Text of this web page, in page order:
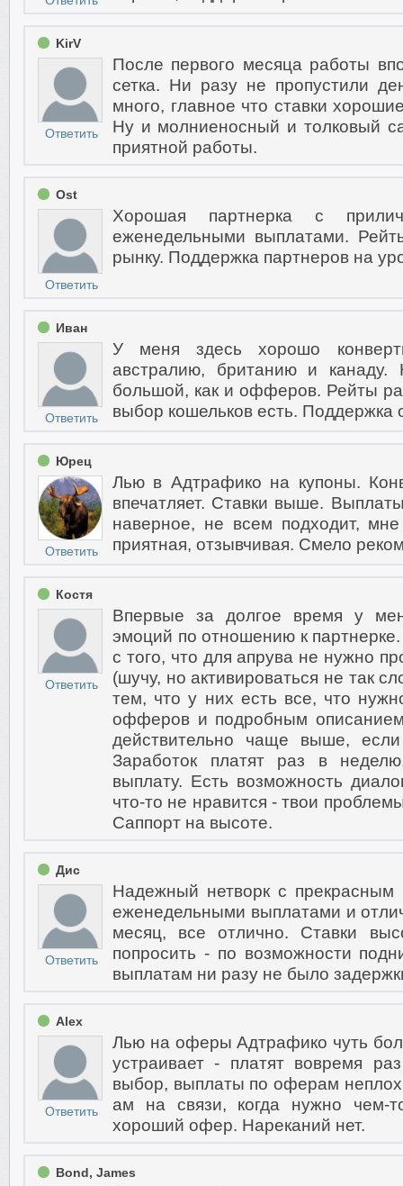
KirV
Ответить
После первого месяца работы
сетка. Ни разу не пропустили
много, главное что ставки
Ну и молниеносный и толковый
приятной работы.
Ost
Ответить
Хорошая партнерка с
еженедельными выплатами.
рынку. Поддержка партнеров на
Иван
Ответить
У меня здесь хорошо
австралию, британию и канаду.
большой, как и офферов. Рейты
выбор кошельков есть. Поддержка
Юрец
Ответить
Лью в Адтрафико на купоны.
впечатляет. Ставки выше.
наверное, не всем подходит,
приятная, отзывчивая. Смело
Костя
Ответить
Впервые за долгое время у
эмоций по отношению к
с того, что для апрува не нужно
(шучу, но активироваться не так
тем, что у них есть все, что
офферов и подробным
действительно чаще выше,
Заработок платят раз в
выплату. Есть возможность
что-то не нравится - твои
Саппорт на высоте.
Дис
Ответить
Надежный нетворк с
еженедельными выплатами и
месяц, все отлично. Ставки
попросить - по возможности
выплатам ни разу не было
Alex
Ответить
Лью на оферы Адтрафико чуть
устраивает - платят вовремя
выбор, выплаты по оферам
ам на связи, когда нужно чем-
хороший офер. Нареканий нет.
Bond, James